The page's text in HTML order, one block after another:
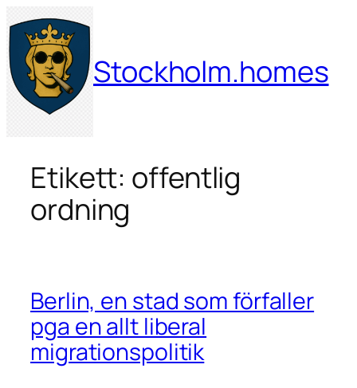
Hoppa
till
innehåll
Stockholm.homes
Etikett: offentlig
ordning
Berlin, en stad som förfaller
pga en allt liberal
migrationspolitik